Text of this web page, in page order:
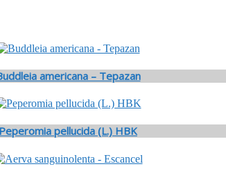
americana – Tepazan
Peperomia pellucida (L.) HBK